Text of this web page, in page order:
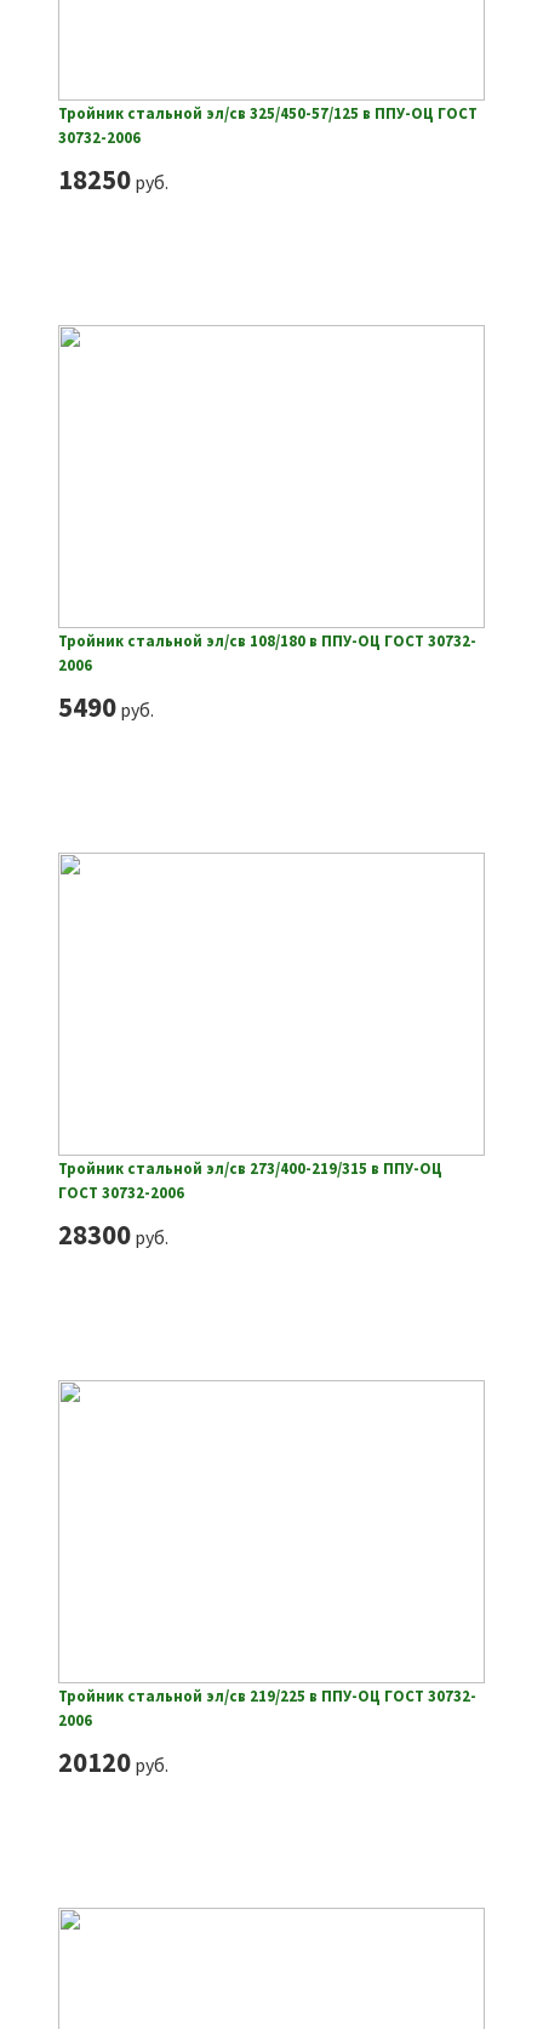
Тройник стальной эл/св 325/450-57/125 в ППУ-ОЦ ГОСТ
30732-2006
18250руб.
Тройник стальной эл/св 108/180 в ППУ-ОЦ ГОСТ 30732-
2006
5490руб.
Тройник стальной эл/св 273/400-219/315 в ППУ-ОЦ
ГОСТ 30732-2006
28300руб.
Тройник стальной эл/св 219/225 в ППУ-ОЦ ГОСТ 30732-
2006
20120руб.